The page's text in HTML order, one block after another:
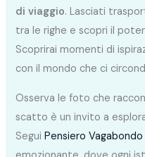
di viaggio. Lasciati
tra le righe e scopri il
Scoprirai momenti di
con il mondo che ci
Osserva le foto che
scatto è un invito a
SeguiPensiero Vagabondo